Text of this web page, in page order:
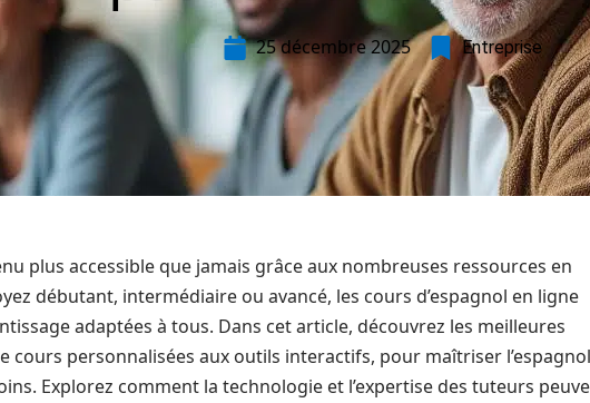
25 décembre 2025 Entreprise
plus accessible que jamais grâce aux nombreuses ressources en
débutant, intermédiaire ou avancé, les cours d’espagnol en ligne
adaptées à tous. Dans cet article, découvrez les meilleures
cours personnalisées aux outils interactifs, pour maîtriser
Explorez comment la technologie et l’expertise des tuteurs